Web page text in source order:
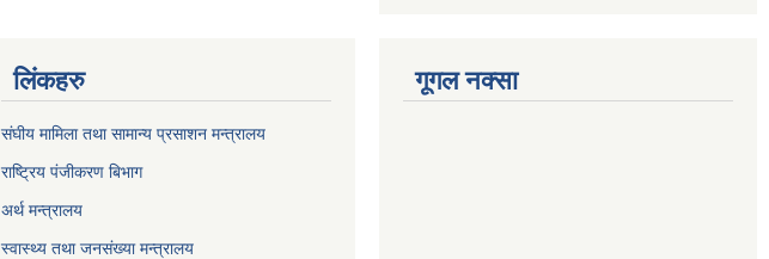
लिंकहरु
संघीय मामिला तथा सामान्य प्रसाशन मन्त्रालय
राष्ट्रिय पंजीकरण बिभाग
अर्थ मन्त्रालय
स्वास्थ्य तथा जनसंख्या मन्त्रालय
गूगल नक्सा